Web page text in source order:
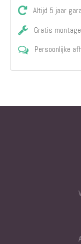
Altijd 5 jaar
Gratis
Persoonlijke